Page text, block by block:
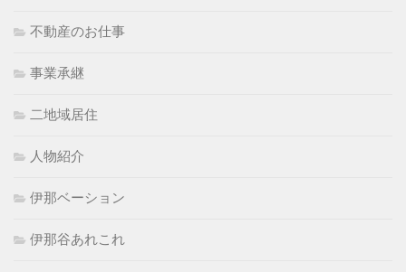
不動産のお仕事
事業承継
二地域居住
人物紹介
伊那ベーション
伊那谷あれこれ